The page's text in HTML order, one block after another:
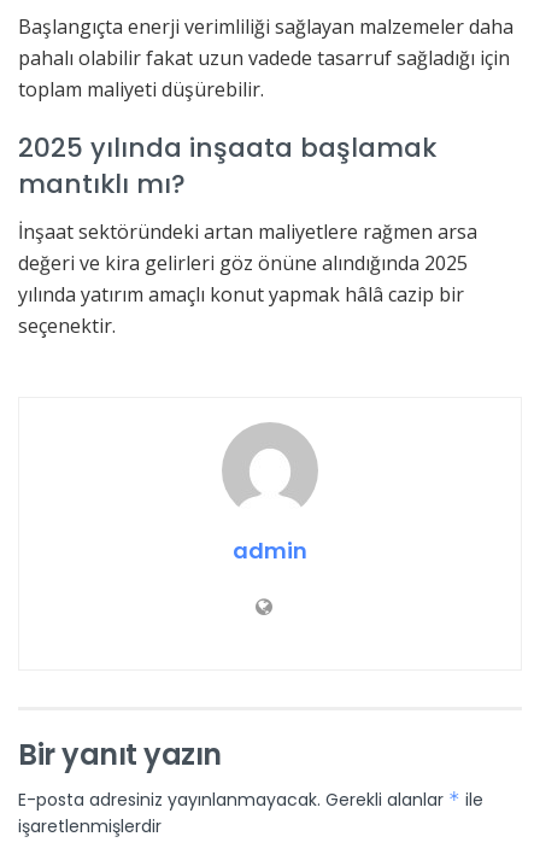
Başlangıçta enerji verimliliği sağlayan malzemeler daha
pahalı olabilir fakat uzun vadede tasarruf sağladığı için
toplam maliyeti düşürebilir.
2025 yılında inşaata başlamak
mantıklı mı?
İnşaat sektöründeki artan maliyetlere rağmen arsa
değeri ve kira gelirleri göz önüne alındığında 2025
yılında yatırım amaçlı konut yapmak hâlâ cazip bir
seçenektir.
admin
Bir yanıt yazın
E-posta adresiniz yayınlanmayacak. Gerekli alanlar * ile
işaretlenmişlerdir